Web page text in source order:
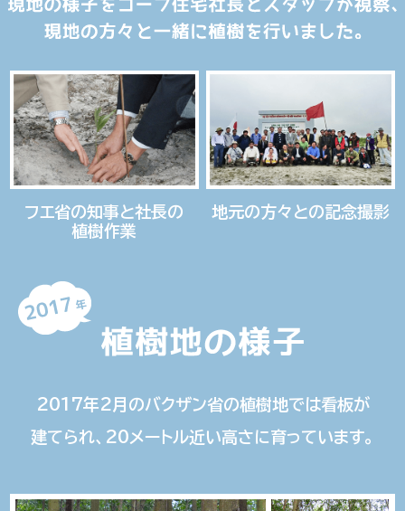
フエ省の知事と社長の
植樹作業
地元の方々との記念撮影
2017年2月のバクザン省の植樹地では看板が
建てられ、 20メートル近い高さに育っています。